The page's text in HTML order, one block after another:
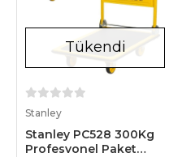
Tükendi
Stanley
Stanley PC528 300Kg
Profesyonel Paket